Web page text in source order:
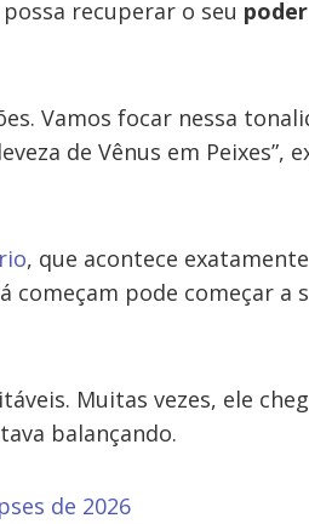
recuperar o seu poder
Vamos focar nessa
de Vênus em Peixes”,
, que acontece
começam pode começar a
Muitas vezes, ele
balançando.
de 2026